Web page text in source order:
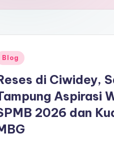
Blog
di Ciwidey,
Aspirasi
2026 dan